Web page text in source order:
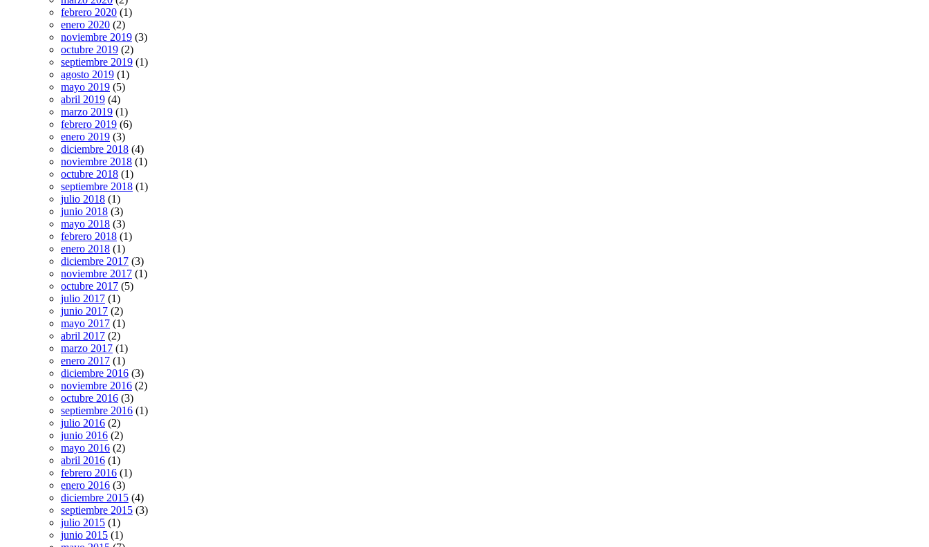
febrero 2020 (1)
enero 2020 (2)
noviembre 2019 (3)
octubre 2019 (2)
septiembre 2019 (1)
agosto 2019 (1)
mayo 2019 (5)
abril 2019 (4)
marzo 2019 (1)
febrero 2019 (6)
enero 2019 (3)
diciembre 2018 (4)
noviembre 2018 (1)
octubre 2018 (1)
septiembre 2018 (1)
julio 2018 (1)
junio 2018 (3)
mayo 2018 (3)
febrero 2018 (1)
enero 2018 (1)
diciembre 2017 (3)
noviembre 2017 (1)
octubre 2017 (5)
julio 2017 (1)
junio 2017 (2)
mayo 2017 (1)
abril 2017 (2)
marzo 2017 (1)
enero 2017 (1)
diciembre 2016 (3)
noviembre 2016 (2)
octubre 2016 (3)
septiembre 2016 (1)
julio 2016 (2)
junio 2016 (2)
mayo 2016 (2)
abril 2016 (1)
febrero 2016 (1)
enero 2016 (3)
diciembre 2015 (4)
septiembre 2015 (3)
julio 2015 (1)
junio 2015 (1)